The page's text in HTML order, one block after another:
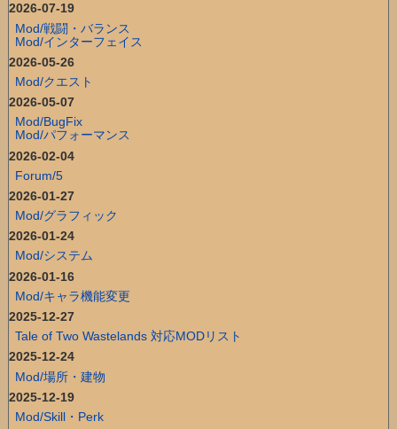
2026-07-19
Mod/戦闘・バランス
Mod/インターフェイス
2026-05-26
Mod/クエスト
2026-05-07
Mod/BugFix
Mod/パフォーマンス
2026-02-04
Forum/5
2026-01-27
Mod/グラフィック
2026-01-24
Mod/システム
2026-01-16
Mod/キャラ機能変更
2025-12-27
Tale of Two Wastelands 対応MODリスト
2025-12-24
Mod/場所・建物
2025-12-19
Mod/Skill・Perk